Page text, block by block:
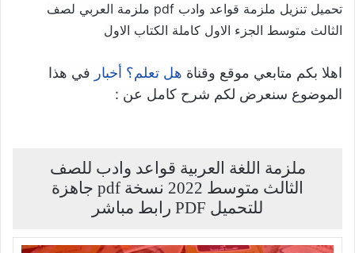
تحميل تنزيل ملزمة قواعد وادب pdf ملزمة العربي لصف
الثالث متوسط الجزء الاول كاملة الكتاب الاول
اهلا بكم متابعي موقع وقناة هل تعلم؟ أخبار في هذا
الموضوع سنعرض لكم شرح كامل عن :
ملزمة اللغة العربية قواعد وادب للصف
الثالث متوسط 2022 نسخة pdf جاهزة
للتحميل PDF رابط مباشر